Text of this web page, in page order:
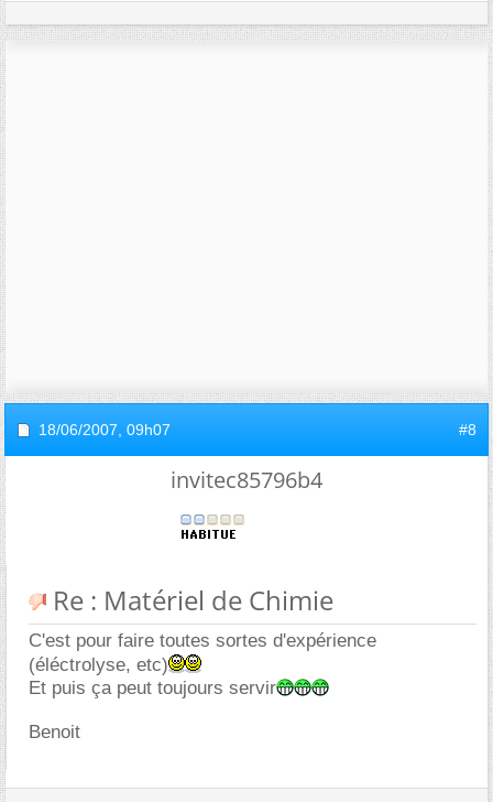
18/06/2007, 09h07 #8
invitec85796b4
Re : Matériel de Chimie
C'est pour faire toutes sortes d'expérience
(éléctrolyse, etc)
Et puis ça peut toujours servir
Benoit